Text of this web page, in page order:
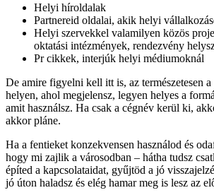
Helyi híroldalak
Partnereid oldalai, akik helyi
Helyi szervekkel valamilyen közös
oktatási intézmények, rendezvény
Pr cikkek, interjúk helyi médiumoknál
De amire figyelni kell itt is, az természetesen
helyen, ahol megjelensz, legyen helyes a
amit használsz. Ha csak a cégnév kerül ki,
akkor pláne.
Ha a fentieket konzekvensen használod és
hogy mi zajlik a városodban – hátha tudsz
építed a kapcsolataidat, gyűjtöd a jó
jó úton haladsz és elég hamar meg is lesz az